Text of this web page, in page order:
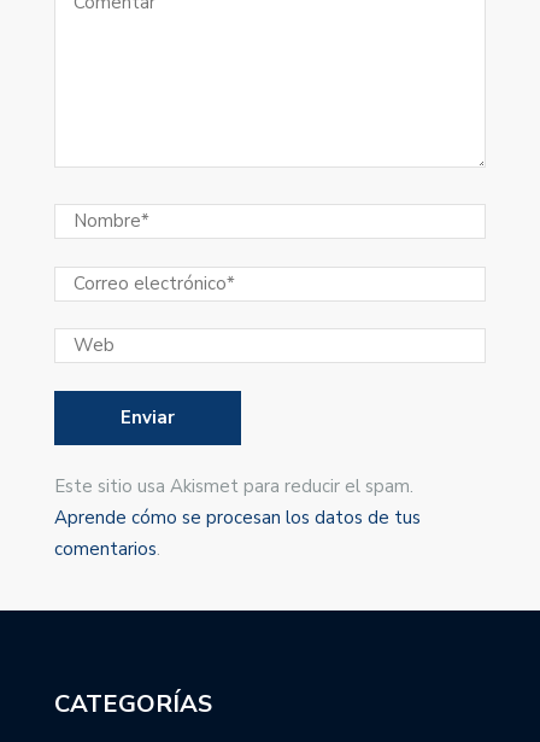
Este sitio usa Akismet para reducir el spam.
Aprende cómo se procesan los datos de tus
comentarios.
CATEGORÍAS